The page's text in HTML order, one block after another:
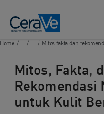
Search
Home / ... / ... / Mitos fakta dan
Mitos, Fakta,
Rekomendasi
untuk Kulit